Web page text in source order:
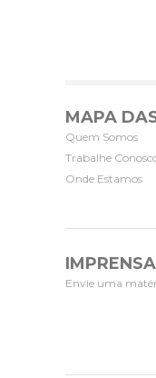
MAPA
Quem Somos
Trabalhe
Onde Estamos
IMPRENSA
Envie uma